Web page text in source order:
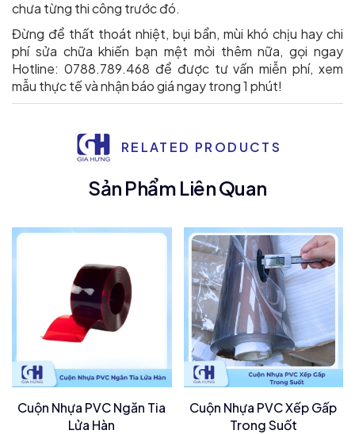
chưa từng thi công trước đó.
Đừng để thất thoát nhiệt, bụi bẩn, mùi khó chịu hay chi
phí sửa chữa khiến bạn mệt mỏi thêm nữa, gọi ngay
Hotline: 0788.789.468 để được tư vấn miễn phí, xem
mẫu thực tế và nhận báo giá ngay trong 1 phút!
RELATED PRODUCTS
Sản Phẩm Liên Quan
Cuộn Nhựa PVC Ngăn Tia
Lửa Hàn
Cuộn Nhựa PVC Xếp Gấp
Trong Suốt